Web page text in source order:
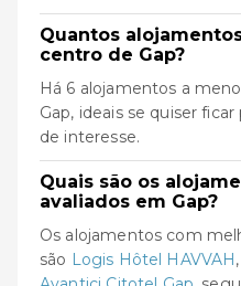
Quantos
centro de Gap?
Há 6 alojamentos a
Gap, ideais se quiser
de interesse.
Quais são os
avaliados em Gap?
Os alojamentos com
são Logis Hôtel HAVVAH,